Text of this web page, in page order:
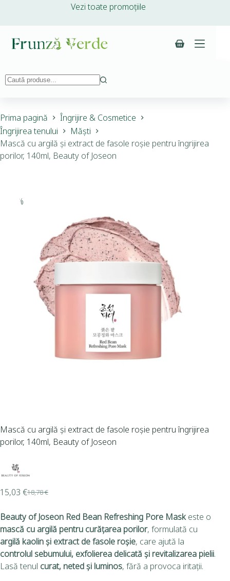
Vezi toate promoțiile
Prima pagină
Îngrijire & Cosmetice
Îngrijirea tenului
Măști
Mască cu argilă și extract de fasole roșie pentru îngrijirea
porilor, 140ml, Beauty of Joseon
-20%
Mască cu argilă și extract de fasole roșie pentru îngrijirea
porilor, 140ml, Beauty of Joseon
18,78€
15,03 €
Beauty of Joseon Red Bean Refreshing Pore Maskeste o
mască cu argilă pentru curățarea porilor, formulată cu
argilă kaolin și extract de fasole roșie, care ajută la
controlul sebumului, exfolierea delicată și revitalizarea pielii.
Lasă tenul curat, neted și luminos, fără a provoca iritații.